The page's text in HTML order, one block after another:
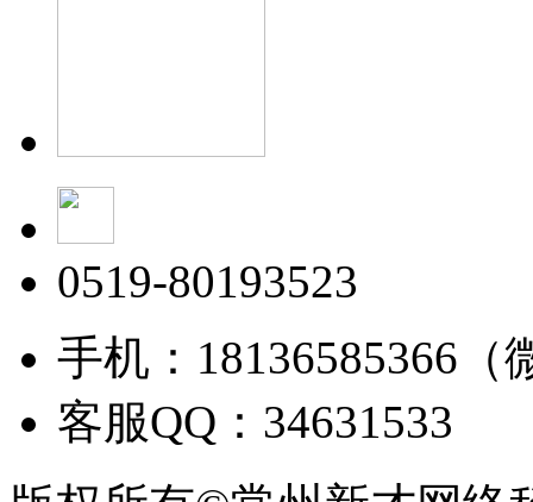
0519-80193523
手机：18136585366（
客服QQ：34631533